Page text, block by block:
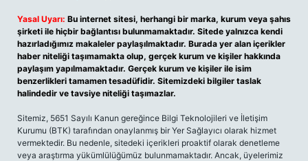
Yasal Uyarı: Bu internet sitesi, herhangi bir marka, kurum veya şahıs
şirketi ile hiçbir bağlantısı bulunmamaktadır. Sitede yalnızca kendi
hazırladığımız makaleler paylaşılmaktadır. Burada yer alan içerikler
haber niteliği taşımamakta olup, gerçek kurum ve kişiler hakkında
paylaşım yapılmamaktadır. Gerçek kurum ve kişiler ile isim
benzerlikleri tamamen tesadüfidir. Sitemizdeki bilgiler taslak
halindedir ve tavsiye niteliği taşımazlar.
Sitemiz, 5651 Sayılı Kanun gereğince Bilgi Teknolojileri ve İletişim
Kurumu (BTK) tarafından onaylanmış bir Yer Sağlayıcı olarak hizmet
vermektedir. Bu nedenle, sitedeki içerikleri proaktif olarak denetleme
veya araştırma yükümlülüğümüz bulunmamaktadır. Ancak, üyelerimiz